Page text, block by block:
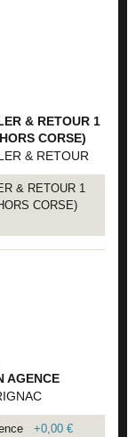
& RETOUR 1
CORSE)
& RETOUR
& RETOUR 1
CORSE)
AGENCE
+0,00 €